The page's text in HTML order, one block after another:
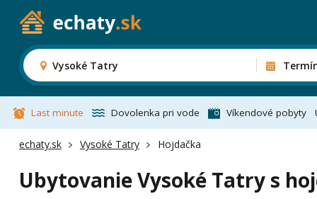
Vysoké Tatry
Last minute Dovolenka pri vode Víkendové pobyty
echaty.sk Vysoké Tatry Hojdačka
Ubytovanie Vysoké Tatry s